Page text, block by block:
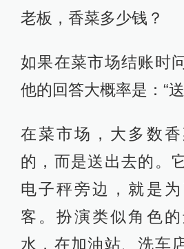
老板，香菜多少钱？
如果在菜市场结账时
他的回答大概率是：“
在菜市场，大多数
的，而是送出去的。
电子秤旁边，就是
客。扮演类似角色
水，在加油站、洗车